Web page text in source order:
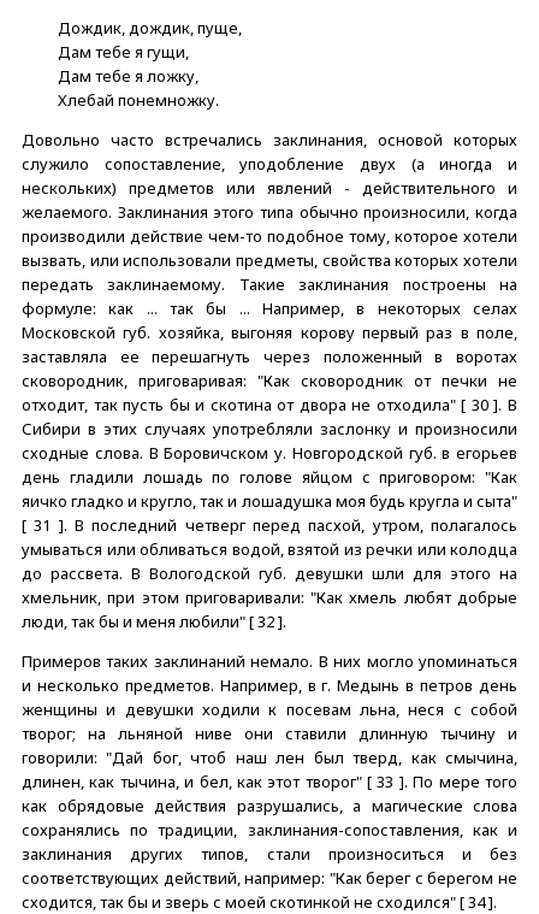
Дождик, дождик, пуще,
Дам тебе я гущи,
Дам тебе я ложку,
Хлебай понемножку.
Довольно часто встречались заклинания, основой которых
служило сопоставление, уподобление двух (а иногда и
нескольких) предметов или явлений - действительного и
желаемого. Заклинания этого типа обычно произносили, когда
производили действие чем-то подобное тому, которое хотели
вызвать, или использовали предметы, свойства которых хотели
передать заклинаемому. Такие заклинания построены на
формуле: как ... так бы ... Например, в некоторых селах
Московской губ. хозяйка, выгоняя корову первый раз в поле,
заставляла ее перешагнуть через положенный в воротах
сковородник, приговаривая: "Как сковородник от печки не
отходит, так пусть бы и скотина от двора не отходила" [ 30 ]. В
Сибири в этих случаях употребляли заслонку и произносили
сходные слова. В Боровичском у. Новгородской губ. в егорьев
день гладили лошадь по голове яйцом с приговором: "Как
яичко гладко и кругло, так и лошадушка моя будь кругла и сыта"
[ 31 ]. В последний четверг перед пасхой, утром, полагалось
умываться или обливаться водой, взятой из речки или колодца
до рассвета. В Вологодской губ. девушки шли для этого на
хмельник, при этом приговаривали: "Как хмель любят добрые
люди, так бы и меня любили" [ 32 ].
Примеров таких заклинаний немало. В них могло упоминаться
и несколько предметов. Например, в г. Медынь в петров день
женщины и девушки ходили к посевам льна, неся с собой
творог; на льняной ниве они ставили длинную тычину и
говорили: "Дай бог, чтоб наш лен был тверд, как смычина,
длинен, как тычина, и бел, как этот творог" [ 33 ]. По мере того
как обрядовые действия разрушались, а магические слова
сохранялись по традиции, заклинания-сопоставления, как и
заклинания других типов, стали произноситься и без
соответствующих действий, например: "Как берег с берегом не
сходится, так бы и зверь с моей скотинкой не сходился" [ 34 ].